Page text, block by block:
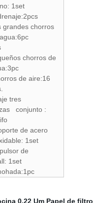
1set
grandes chorros
chorros de
de aire:16
tres
conjunto :
de acero
1set
de
1set
0,22 Um Papel de filtro